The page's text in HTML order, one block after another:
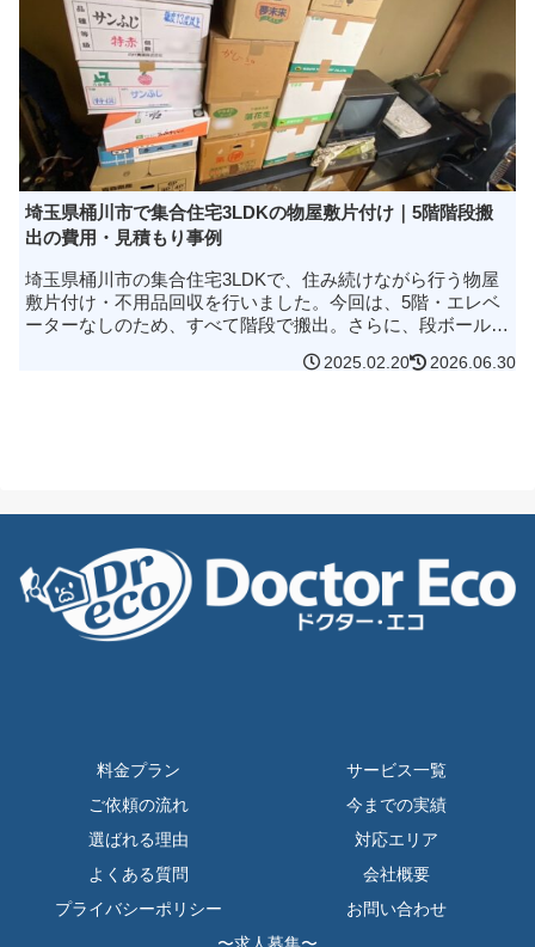
埼玉県桶川市で集合住宅3LDKの物屋敷片付け｜5階階段搬
出の費用・見積もり事例
埼玉県桶川市の集合住宅3LDKで、住み続けながら行う物屋
敷片付け・不用品回収を行いました。今回は、5階・エレベ
ーターなしのため、すべて階段で搬出。さらに、段ボール約
2025.02.20 2026.06.30
料金プラン
サービス一覧
ご依頼の流れ
今までの実績
選ばれる理由
対応エリア
よくある質問
会社概要
プライバシーポリシー
お問い合わせ